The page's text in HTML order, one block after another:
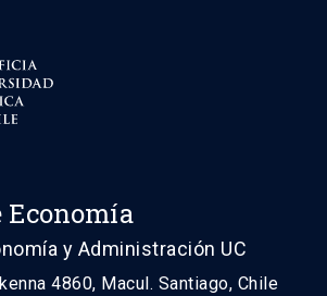
y Administración UC
4860, Macul. Santiago, Chile